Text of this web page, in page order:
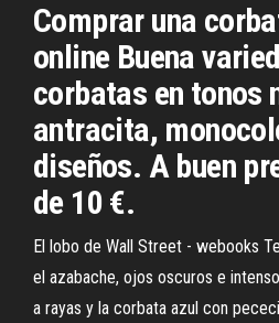
Comprar una
online Buena
corbatas en tonos
antracita,
diseños. A buen
de 10 €.
El lobo de Wall Street - webooks
el azabache, ojos oscuros e
a rayas y la corbata azul con